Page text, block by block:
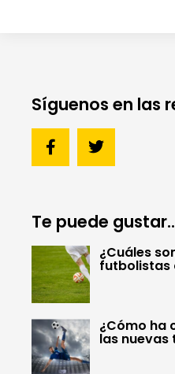
Síguenos en las
Te puede
¿Cuáles
futbolistas
¿Cómo ha
las